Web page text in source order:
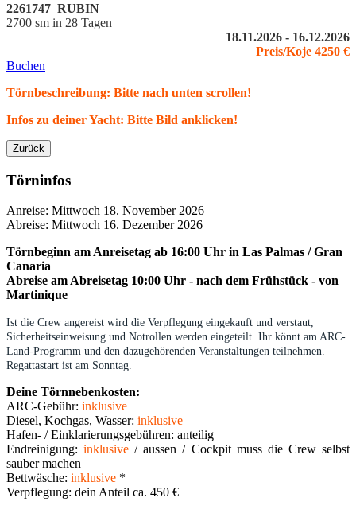
2261747 RUBIN
2700 sm in 28 Tagen
18.11.2026 - 16.12.2026
Preis/Koje 4250 €
Buchen
Törnbeschreibung: Bitte nach unten scrollen!
Infos zu deiner Yacht: Bitte Bild anklicken!
Zurück
Törninfos
Anreise: Mittwoch 18. November 2026
Abreise: Mittwoch 16. Dezember 2026
Törnbeginn am Anreisetag ab 16:00 Uhr in Las Palmas / Gran
Canaria
Abreise am Abreisetag 10:00 Uhr - nach dem Frühstück - von
Martinique
Ist die Crew angereist wird die Verpflegung eingekauft und verstaut,
Sicherheitseinweisung und Notrollen werden eingeteilt. Ihr könnt am ARC-
Land-Programm und den dazugehörenden Veranstaltungen teilnehmen.
Regattastart ist am Sonntag.
Deine Törnnebenkosten:
ARC-Gebühr: inklusive
Diesel, Kochgas, Wasser: inklusive
Hafen- / Einklarierungsgebühren: anteilig
Endreinigung:inklusive / aussen / Cockpit muss die Crew selbst
sauber machen
Bettwäsche: inklusive *
Verpflegung: dein Anteil ca. 450 €